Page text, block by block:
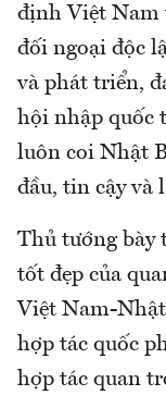
định Việt Nam
đối ngoại độc
và phát triển,
hội nhập quốc
luôn coi Nhật
đầu, tin cậy và
Thủ tướng bày
tốt đẹp của
Việt Nam-
hợp tác quốc
hợp tác quan